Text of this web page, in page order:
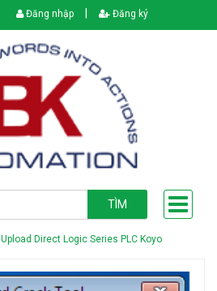
Đăng nhập Đăng ký
TÌM
Upload Direct Logic Series PLC Koyo